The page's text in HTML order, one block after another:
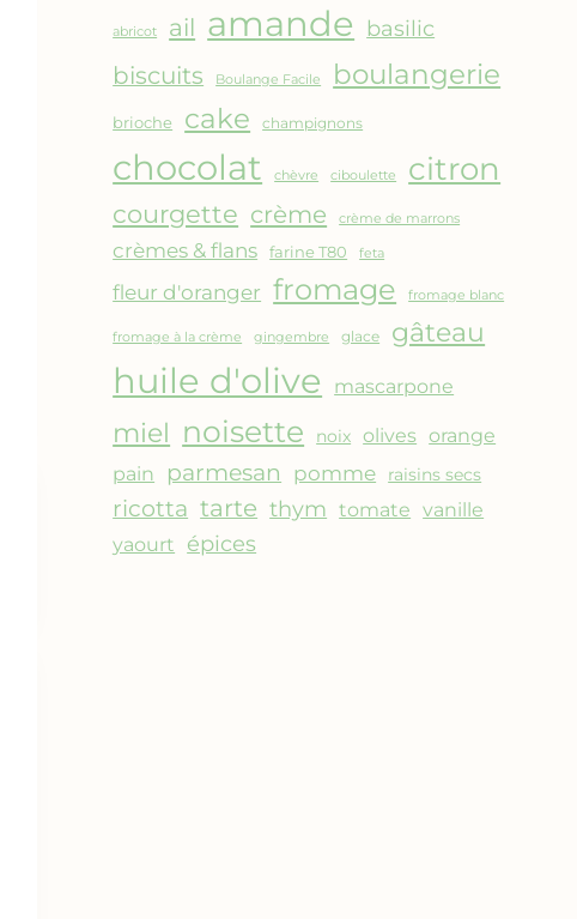
DE
CHICHE
CUISSON
AU
FOUR
abricot ail amande basilic
biscuits Boulange Facile boulangerie
brioche cake champignons
chocolat chèvre ciboulette citron
courgette crème crème de marrons
crèmes & flans farine T80 feta
fleur d'oranger fromage fromage blanc
fromage à la crème gingembre glace gâteau
huile d'olive mascarpone
miel noisette noix olives orange
pain
parmesan pomme raisins secs
ricotta tarte thym tomate vanille
yaourt épices